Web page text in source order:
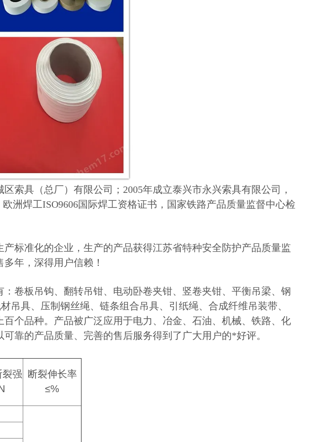
索具（总厂）有限公司；2005年成立泰兴市永兴索具有限公司，
洲焊工ISO9606国际焊工资格证书，国家铁路产品质量监督中心检
标准化的企业，生产的产品获得江苏省特种安全防护产品质量监
年，深得用户信赖！
卷板吊钩、翻转吊钳、电动卧卷夹钳、竖卷夹钳、平衡吊梁、钢
吊具、压制钢丝绳、链条组合吊具、引纸绳、合成纤维吊装带、
个品种。产品被广泛应用于电力、冶金、石油、机械、铁路、化
靠的产品质量、完善的售后服务得到了广大用户的*好评。
裂强
断裂伸长率
≤%